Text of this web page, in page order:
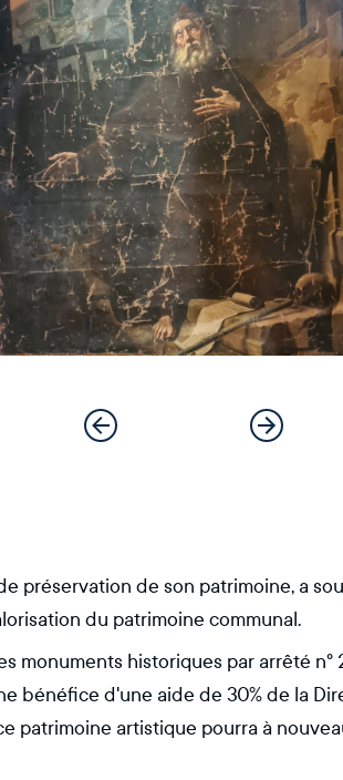
préservation de son patrimoine, a
du patrimoine communal.
monuments historiques par arrêté
bénéfice d'une aide de 30% de la
patrimoine artistique pourra à